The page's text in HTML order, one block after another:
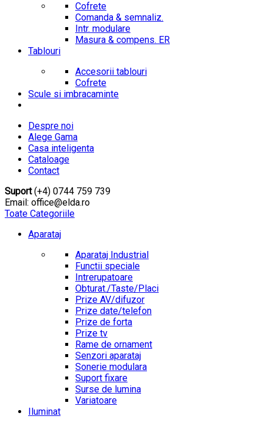
Cofrete
Comanda & semnaliz.
Intr. modulare
Masura & compens. ER
Tablouri
Accesorii tablouri
Cofrete
Scule si imbracaminte
Despre noi
Alege Gama
Casa inteligenta
Cataloage
Contact
Suport(+4) 0744 759 739
Email: office@elda.ro
Toate Categoriile
Aparataj
Aparataj Industrial
Functii speciale
Intrerupatoare
Obturat./Taste/Placi
Prize AV/difuzor
Prize date/telefon
Prize de forta
Prize tv
Rame de ornament
Senzori aparataj
Sonerie modulara
Suport fixare
Surse de lumina
Variatoare
Iluminat